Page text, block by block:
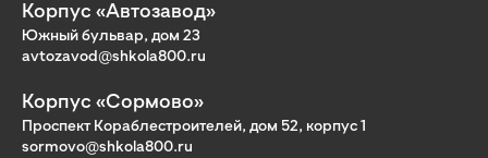
Корпус «Автозавод»
Южный бульвар, дом 23
avtozavod@shkola800.ru
Корпус «Сормово»
Проспект Кораблестроителей, дом 52, корпус 1
sormovo@shkola800.ru